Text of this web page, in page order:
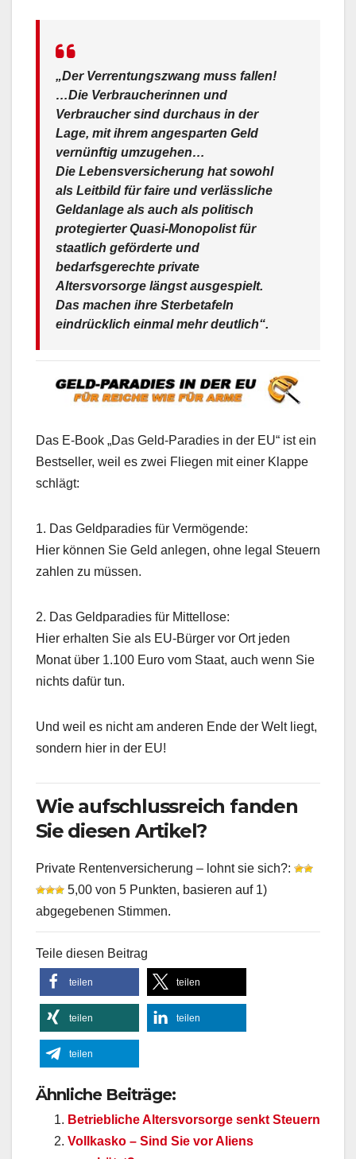
„Der Verrentungszwang muss fallen!
…Die Verbraucherinnen und
Verbraucher sind durchaus in der
Lage, mit ihrem angesparten Geld
vernünftig umzugehen…
Die Lebensversicherung hat sowohl
als Leitbild für faire und verlässliche
Geldanlage als auch als politisch
protegierter Quasi-Monopolist für
staatlich geförderte und
bedarfsgerechte private
Altersvorsorge längst ausgespielt.
Das machen ihre Sterbetafeln
eindrücklich einmal mehr deutlich“.
Das E-Book „Das Geld-Paradies in der EU“ ist ein
Bestseller, weil es zwei Fliegen mit einer Klappe
schlägt:
1. Das Geldparadies für Vermögende:
Hier können Sie Geld anlegen, ohne legal Steuern
zahlen zu müssen.
2. Das Geldparadies für Mittellose:
Hier erhalten Sie als EU-Bürger vor Ort jeden
Monat über 1.100 Euro vom Staat, auch wenn Sie
nichts dafür tun.
Und weil es nicht am anderen Ende der Welt liegt,
sondern hier in der EU!
Wie aufschlussreich fanden
Sie diesen Artikel?
Private Rentenversicherung – lohnt sie sich?:
5,00 von 5 Punkten, basieren auf 1)
abgegebenen Stimmen.
Teile diesen Beitrag
teilen teilen
teilen teilen
teilen
Ähnliche Beiträge:
Betriebliche Altersvorsorge senkt Steuern
Vollkasko – Sind Sie vor Aliens